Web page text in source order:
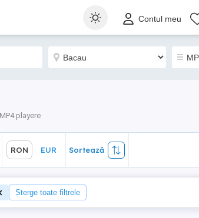
Contul meu
playere
Sortează
RON EUR Sortează
Șterge toate filtrele